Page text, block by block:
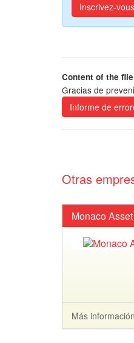
Inscrivez-
Content of the
Gracias de
Informe de
Otras
Monaco
Más información